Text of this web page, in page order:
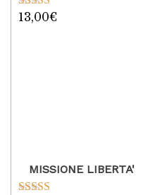
Valutato
13,00€
MISSIONE LIBERTA'